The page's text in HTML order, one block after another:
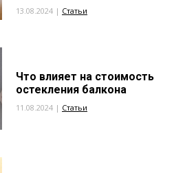
13.08.2024 | Статьи
Что влияет на стоимость
остекления балкона
11.08.2024 | Статьи